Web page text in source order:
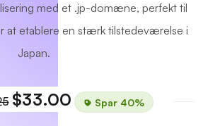
med et .jp-domæne, perfekt til
at etablere en stærk tilstedeværelse i
Japan.
$33.00 Spar 40%